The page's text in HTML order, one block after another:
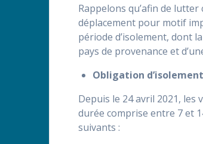
Rappelons qu’afin de
déplacement pour motif
période d’isolement, dont
pays de provenance et
Obligation d’isolement
Depuis le 24 avril 2021,
durée comprise entre 7 et
suivants :